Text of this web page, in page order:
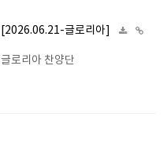
[2026.06.21-글로리아]
글로리아 찬양단